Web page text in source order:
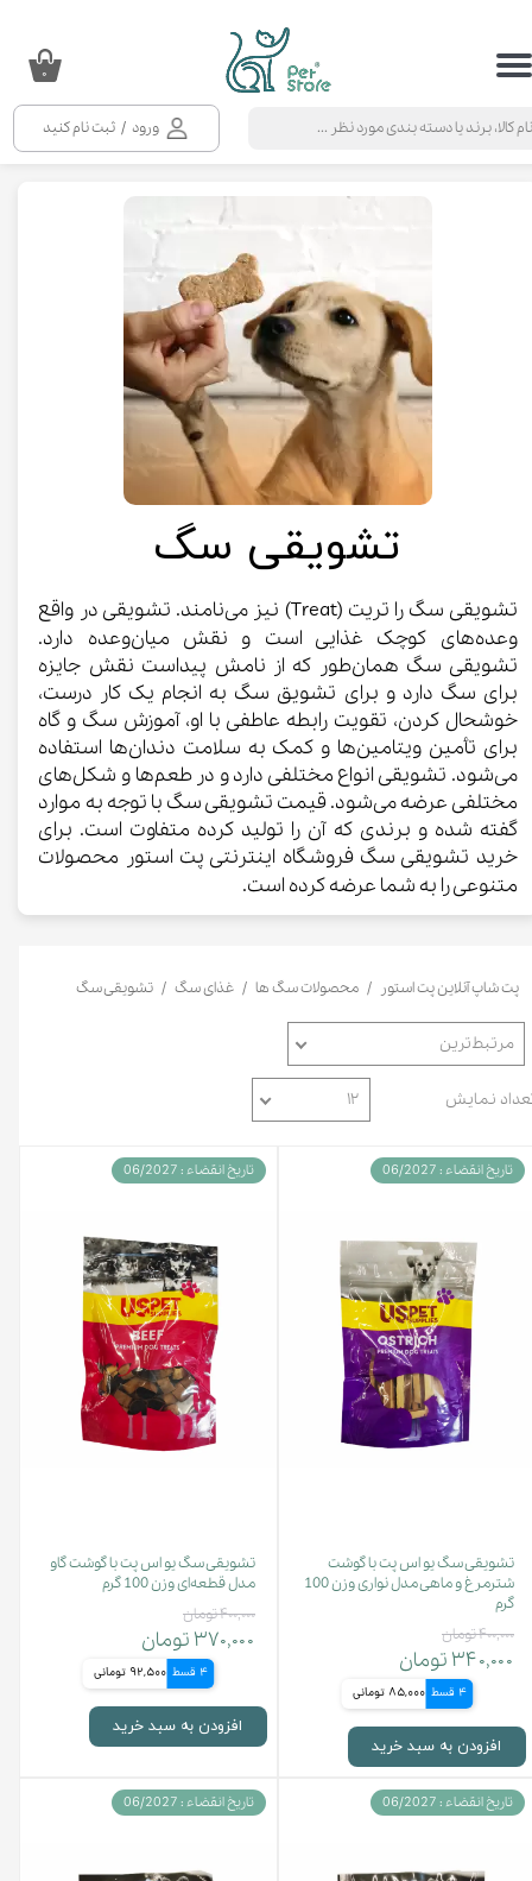
ورود / ثبت نام کنید
حساب کاربری من
۰
​تشویقی سگ
تشویقی سگ را تریت (Treat) نیز می‌نامند. تشویقی در واقع
وعده‌های کوچک غذایی است و نقش میان‌وعده دارد.
تشویقی سگ همان‌طور که از نامش پیداست نقش جایزه
برای سگ دارد و برای تشویق سگ به انجام یک کار درست،
خوشحال کردن، تقویت رابطه عاطفی با او، آموزش سگ و گاه
برای تأمین ویتامین‌ها و کمک به سلامت دندان‌ها استفاده
می‌شود. تشویقی انواع مختلفی دارد و در طعم‌ها و شکل‌های
مختلفی عرضه می‌شود. قیمت تشویقی سگ با توجه به موارد
گفته شده و برندی که آن را تولید کرده متفاوت است. برای
خرید تشویقی سگ فروشگاه اینترنتی پت استور محصولات
متنوعی را به شما عرضه کرده است.​​​​​​​
پت شاپ آنلاین پت استور محصولات سگ ها غذای سگ تشویقی سگ
مرتبط‌ترین
نمایش ۱۲
تشویقی سگ یو اس پت با گوشت
شترمرغ و ماهی مدل نواری وزن 100
گرم
۴۰۰,۰۰۰ تومان
۳۴۰,۰۰۰ تومان
4 قسط 85,000 تومانی
افزودن به سبد خرید
تاریخ انقضاء : 06/2027
تشویقی سگ یو اس پت با گوشت گاو
مدل قطعه‌ای وزن 100 گرم
۴۰۰,۰۰۰ تومان
۳۷۰,۰۰۰ تومان
4 قسط 92,500 تومانی
افزودن به سبد خرید
تاریخ انقضاء : 06/2027
تاریخ انقضاء : 06/2027 تاریخ انقضاء : 06/2027